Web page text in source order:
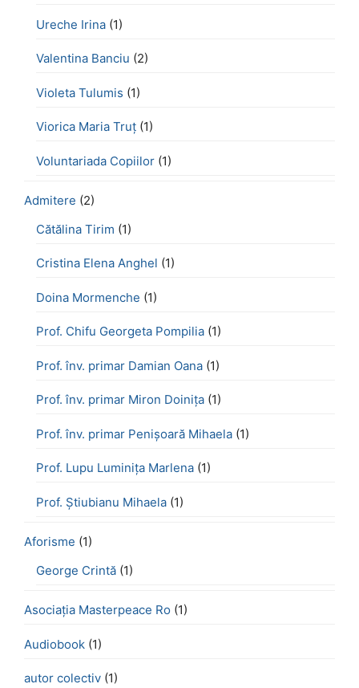
Ureche Irina (1)
Valentina Banciu (2)
Violeta Tulumis (1)
Viorica Maria Truț (1)
Voluntariada Copiilor (1)
Admitere (2)
Cătălina Tirim (1)
Cristina Elena Anghel (1)
Doina Mormenche (1)
Prof. Chifu Georgeta Pompilia (1)
Prof. înv. primar Damian Oana (1)
Prof. înv. primar Miron Doinița (1)
Prof. înv. primar Penișoară Mihaela (1)
Prof. Lupu Luminița Marlena (1)
Prof. Știubianu Mihaela (1)
Aforisme (1)
George Crintă (1)
Asociația Masterpeace Ro (1)
Audiobook (1)
autor colectiv (1)